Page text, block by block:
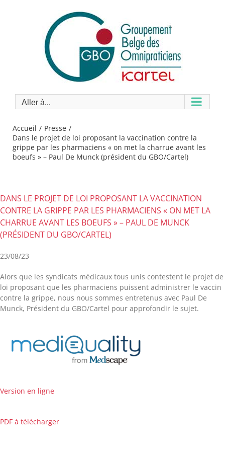
Aller à...
Accueil
Presse
Dans le projet de loi proposant la vaccination contre la
grippe par les pharmaciens « on met la charrue avant les
boeufs » – Paul De Munck (président du GBO/Cartel)
DANS LE PROJET DE LOI PROPOSANT LA VACCINATION
CONTRE LA GRIPPE PAR LES PHARMACIENS « ON MET LA
CHARRUE AVANT LES BOEUFS » – PAUL DE MUNCK
(PRÉSIDENT DU GBO/CARTEL)
23/08/23
Alors que les syndicats médicaux tous unis contestent le projet de
loi proposant que les pharmaciens puissent administrer le vaccin
contre la grippe, nous nous sommes entretenus avec Paul De
Munck, Président du GBO/Cartel pour approfondir le sujet.
Version en ligne
PDF à télécharger